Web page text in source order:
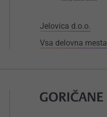
Jelovica d.o.o.
Vsa delovna mesta